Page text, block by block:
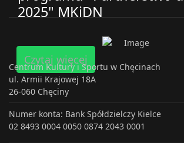
2025" MKiDN
Czytaj więcej
Centrum Kultury i Sportu w Chęcinach
ul. Armii Krajowej 18A
26-060 Chęciny
Numer konta: Bank Spółdzielczy Kielce
02 8493 0004 0050 0874 2043 0001